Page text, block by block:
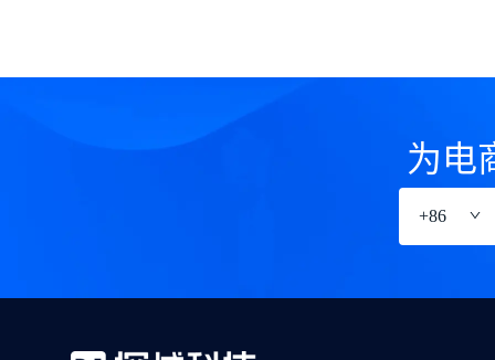
为电
+86